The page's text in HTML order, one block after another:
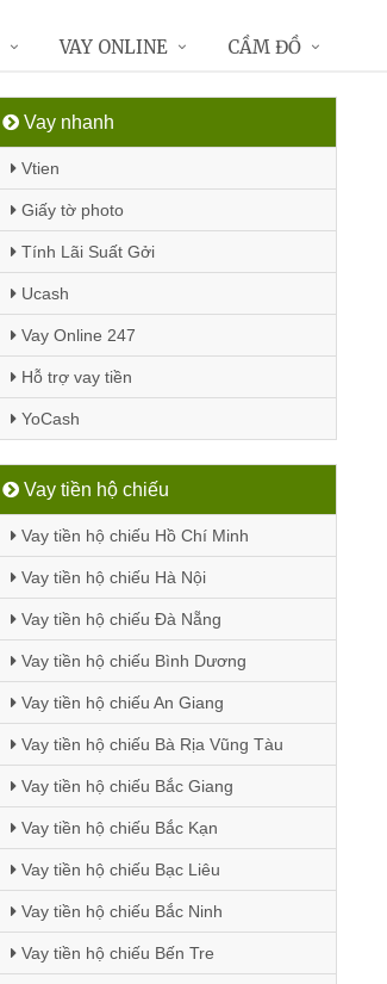
Vay nhanh
Vtien
Giấy tờ photo
Tính Lãi Suất Gởi
Ucash
Vay Online 247
Hỗ trợ vay tiền
YoCash
Vay tiền hộ chiếu
Vay tiền hộ chiếu Hồ Chí Minh
Vay tiền hộ chiếu Hà Nội
Vay tiền hộ chiếu Đà Nẵng
Vay tiền hộ chiếu Bình Dương
Vay tiền hộ chiếu An Giang
Vay tiền hộ chiếu Bà Rịa Vũng Tàu
Vay tiền hộ chiếu Bắc Giang
Vay tiền hộ chiếu Bắc Kạn
Vay tiền hộ chiếu Bạc Liêu
Vay tiền hộ chiếu Bắc Ninh
Vay tiền hộ chiếu Bến Tre
VAY ONLINE CẦM ĐỒ